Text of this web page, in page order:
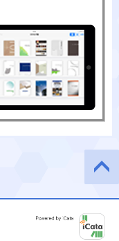
ージの
先頭へ